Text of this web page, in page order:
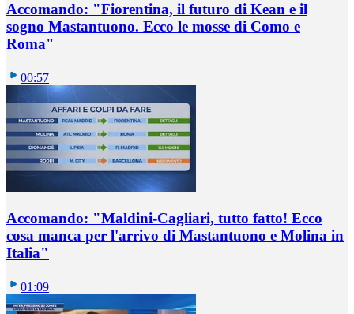
Accomando: "Fiorentina, il futuro di Kean e il
sogno Mastantuono. Ecco le mosse di Como e
Roma"
00:57
Accomando: "Maldini-Cagliari, tutto fatto! Ecco
cosa manca per l'arrivo di Mastantuono e Molina in
Italia"
01:09